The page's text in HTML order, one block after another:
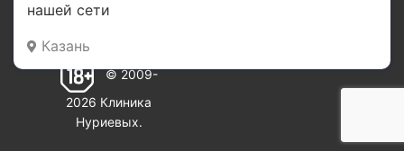
нашей сети
Казань
© 2009-
2026 Клиника
Нуриевых.